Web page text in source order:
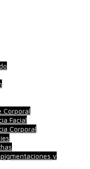
Corporal
Facial
Corporal
y